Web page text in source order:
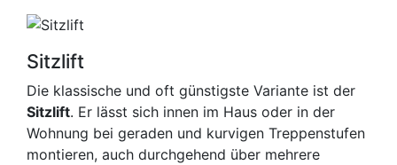
Sitzlift
Die klassische und oft günstigste Variante ist der
Sitzlift. Er lässt sich innen im Haus oder in der
Wohnung bei geraden und kurvigen Treppenstufen
montieren, auch durchgehend über mehrere